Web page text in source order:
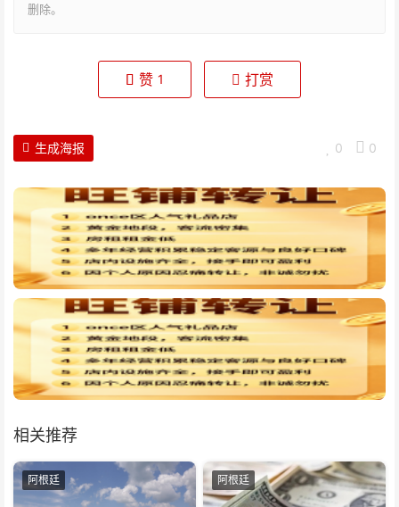
删除。
赞 1 打赏
0 0
生成海报
相关推荐
阿根廷 阿根廷